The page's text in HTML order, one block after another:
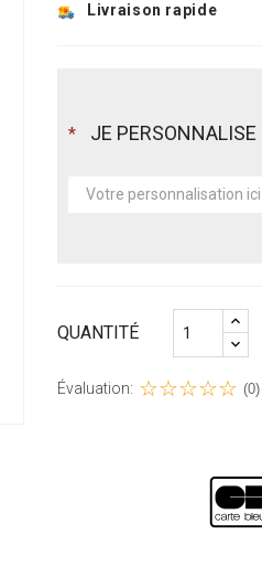
Livraison rapide
* JE PERSONNALISE
QUANTITÉ
Évaluation: (0)